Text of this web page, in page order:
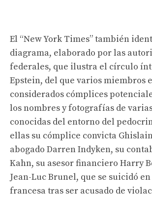
El “New York Times” también
diagrama, elaborado por las
federales, que ilustra el círculo
Epstein, del que varios miembros
considerados cómplices
los nombres y fotografías de
conocidas del entorno del
ellas su cómplice convicta
abogado Darren Indyken, su
Kahn, su asesor financiero Harry
Jean-Luc Brunel, que se suicidó
francesa tras ser acusado de